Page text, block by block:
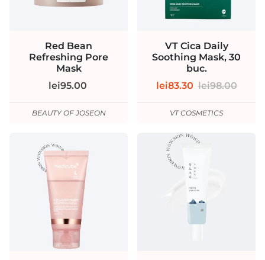
Red Bean
Refreshing Pore
Mask
lei95.00
BEAUTY OF JOSEON
VT Cica Daily
Soothing Mask, 30
buc.
lei83.30 lei98.00
VT COSMETICS